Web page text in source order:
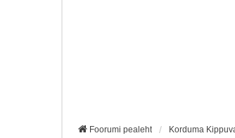
Foorumi pealeht Korduma